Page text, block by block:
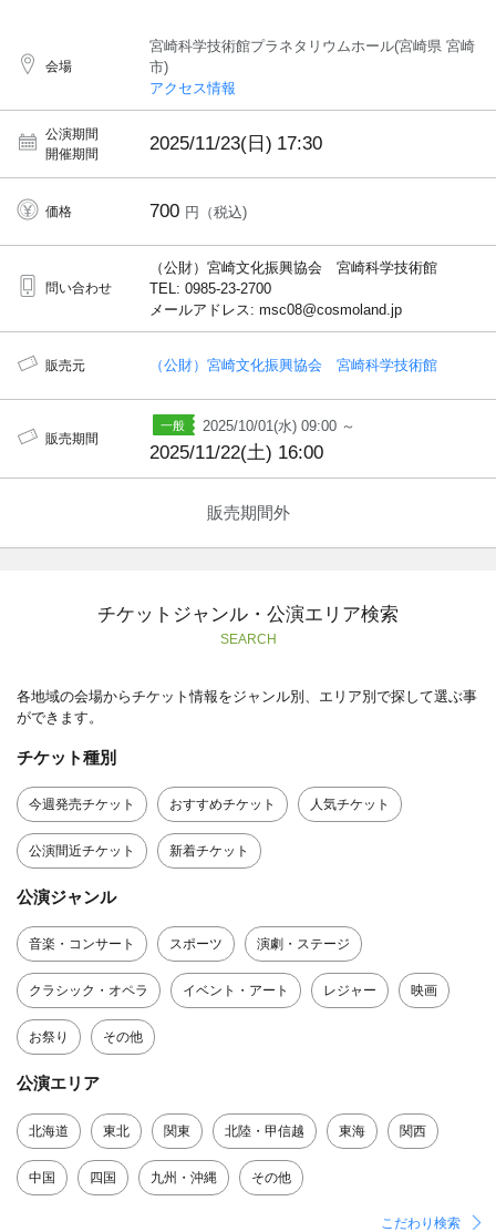
会場
宮崎科学技術館プラネタリウムホール(宮崎県 宮崎
市)
アクセス情報
公演期間
開催期間
2025/11/23(日) 17:30
価格 700 円（税込)
問い合わせ
（公財）宮崎文化振興協会 宮崎科学技術館
TEL: 0985-23-2700
メールアドレス: msc08@cosmoland.jp
販売元 （公財）宮崎文化振興協会 宮崎科学技術館
販売期間
2025/10/01(水) 09:00 ～
2025/11/22(土) 16:00
販売期間外
チケットジャンル・公演エリア検索
SEARCH
各地域の会場からチケット情報をジャンル別、エリア別で探して選ぶ事
ができます。
チケット種別
今週発売チケット おすすめチケット 人気チケット
公演間近チケット 新着チケット
公演ジャンル
音楽・コンサート スポーツ 演劇・ステージ
クラシック・オペラ イベント・アート レジャー 映画
お祭り その他
公演エリア
北海道 東北 関東 北陸・甲信越 東海 関西
中国 四国 九州・沖縄 その他
こだわり検索